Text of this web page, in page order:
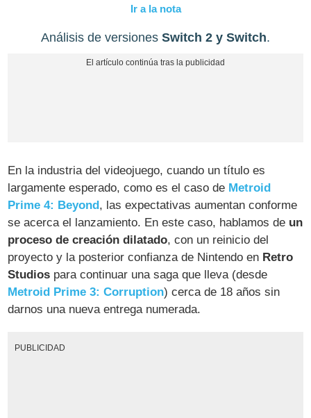
Ir a la nota
Análisis de versiones Switch 2 y Switch.
En la industria del videojuego, cuando un título es
largamente esperado, como es el caso de Metroid
Prime 4: Beyond , las expectativas aumentan conforme
se acerca el lanzamiento. En este caso, hablamos de un
proceso de creación dilatado, con un reinicio del
proyecto y la posterior confianza de Nintendo en Retro
Studios para continuar una saga que lleva (desde
Metroid Prime 3: Corruption) cerca de 18 años sin
darnos una nueva entrega numerada.
PUBLICIDAD